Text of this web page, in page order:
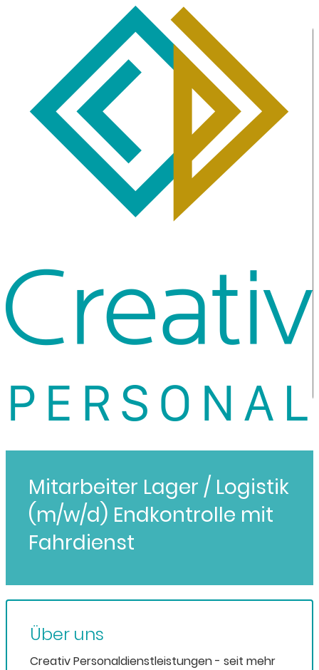
Mitarbeiter Lager / Logistik
(m/w/d) Endkontrolle mit
Fahrdienst
Über uns
Creativ Personaldienstleistungen - seit mehr